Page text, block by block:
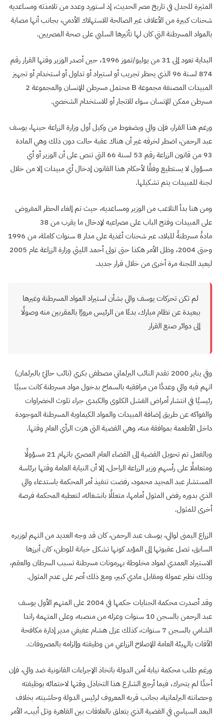
المثيرة للجدل في تاريخ مصر الحديث، إذ استورد وعدد من تلامذته ومساعديه
شحنات كبيرة من الأعلاف غير الصالحة للاستهلاك الأدمي، بجانب أنها مصابة
بالمواد المسرطنة التي كان لها تأثيرها السلبي على صحة المصريين.
البداية تعود إلى 31 من يوليو/تموز 1996، حين أصدر الوزير وقتها القرار رقم
‏874‏ لسنة ‏96‏ الذي يحظر تجريب أو استيراد أو تداول أو استخدام أو تجهيز
مسرطن ممكن للإنسان سواء للاتجار أو للاستخدام الشخصي‏.
ورغم هذا القرار، فإن والي وبضغوط من وكيل أول وزارة الزراعة حينها، يوسف
عبد الرحمن، اضطر لخرقه غير أن هناك عقبة حالت دون ذلك وهي المادة
93 من قانون الزراعة رقم ‏53‏ لسنة ‏66‏ التي تنص على أن الوزير أو أي
مسؤول لا يستطيع وفقًا لأحكام هذا القانون إدخال أي مبيدات إلا من خلال
لجنة للمبيدات يتم تشكيلها.
ومن هنا بدأ التلاعب من الوزير ومساعديه، حيث تم إلغاء الحظر المفروض
على المبيدات وفتح الباب على مصراعيه لإدخال ما يقرب من 38
مادةً مسرطنةً للبلاد، عبر شحنات أغذية على مدار 8 سنوات كاملة، من 1996
وحتى 2004، وظل الأمر هكذا حتى تولى أحمد الليثي وزارة الزراعة عام 2005
ليعيد اللجنة مرة أخرى من خلال قرار جديد.
لم تكن تحركات يوسف والي بشأن استيراد المواد المسرطنة وغيرها
ببعيدة عن نظام مبارك، بدءًا من الرئيس مرورًا بالمقربين منه وصولًا
إلى دوائر صنع القرار
وفي يناير 2000 تقدم النائب البرلماني مصطفى بكري (نائب حاليّ بالبرلمان)
اتهم فيه والي وعددًا من مرافقيه بالسماح بدخول مواد مسرطنة كانت سببًا
رئيسيًا في انتشار أمراض الفشل الكلوى والكبدى جراء تلوث الخضراوات
والفواكه عن طريق إضافة المبيدات والمواد الكيماوية المسرطنة الموجودة
داخل الأطعمة بموافقة منه، وهي القضية التي هزت الرأي العام وقتها.
وبالفعل تم تحويل القضية إلى القضاء العام المصري باتهام 21 مسؤولًا
ومتعاملًا على رأسهم وزير الزراعة الراحل، إلا أن النيابة العامة وقتها برئاسة
المستشار عبد المجيد محمود، رفضت تنفيذ أمر المحكمة باستدعاء والي
الذي بدوره رفض المثول أمامها، متعللًا بانشغاله، لتعطيه المحكمة فرصة
أخرى للمثول.
الزراع اليمنى لوالي، يوسف عبد الرحمن، كان قد وجه العديد من التهم لوزيره
السابق، تصل عقبوتها إلى المؤبد كونها تشكل خيانة للوطن، كان أبرزها
الاستيراد العمدي لمواد مخلوطة بهرمونات مسرطنة تسبب السرطان والعقم،
وذلك نظير عمولة ومقابل مادي كبير، ومع ذلك أصر على عدم المثول.
وقد أصدرت محكمة الجنايات حكمها في 2004 على المتهم الأول يوسف
عبد الرحمن بالسجن 10 سنوات وعزله من منصبه، وعلى المتهمة راندا
الشامي بالسجن 7 سنوات، كذلك عزل هشام عفيفي مدير إدارة مكافحة
الآفات بالهيئة العامة للإصلاح الزراعي من وظيفته وإلزامه بالمصروفات.
ورغم طلب محكمة نيابة أمن الدولة باتخاذ الإجراءات القانونية ضد والي، فإن
أحدًا لم يتحرك، فيما أرجع الشارع هذا التخاذل وقتها لاحتمائه بوظيفته
وحصانته البرلمانية، بجانب قربه المعروف لرئيس الدولة وحاشيته، بخلاف
البعد السياسي في القضية الذي يتعلق بالعلاقات بين القاهرة وتل أبيب، الأمر